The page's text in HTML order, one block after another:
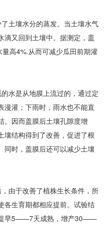
土壤水分的蒸发。当土壤水气
滴又回到土壤中。据测定，盖
高4%.从而可减少瓜田前期灌
水是从地膜上流过的，通过定
漫灌；下雨时，雨水也不能直
。因而盖膜后土壤孔隙度增
壤结构得到了改善，促进了根
同时，盖膜后还可以减少土壤
由于改善了植株生长条件，所
各生育期都相应提前。试验结
提早5——7天成熟，增产30——